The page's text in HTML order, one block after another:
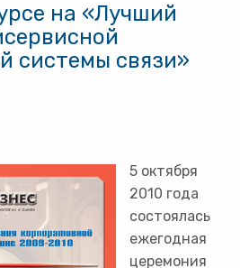
на «Лучший
системы связи»
5 октября
2010 года
состоялась
ежегодная
церемония